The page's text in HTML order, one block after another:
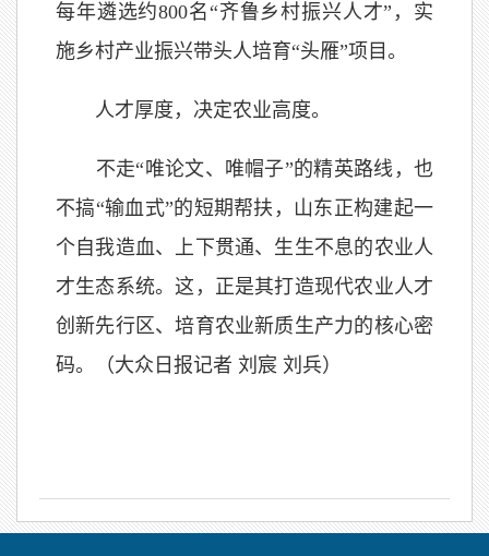
每年遴选约800名“齐鲁乡村振兴人才”，实
施乡村产业振兴带头人培育“头雁”项目。
人才厚度，决定农业高度。
不走“唯论文、唯帽子”的精英路线，也
不搞“输血式”的短期帮扶，山东正构建起一
个自我造血、上下贯通、生生不息的农业人
才生态系统。这，正是其打造现代农业人才
创新先行区、培育农业新质生产力的核心密
码。（大众日报记者 刘宸 刘兵）